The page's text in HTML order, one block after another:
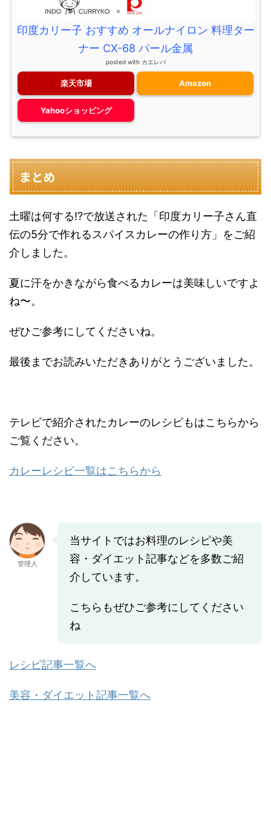
印度カリー子 おすすめ オールナイロン 料理ター
ナー CX-68 パール金属
posted with カエレバ
楽天市場 Amazon
Yahooショッピング
まとめ
土曜は何する!?で放送された「印度カリー子さん直
伝の5分で作れるスパイスカレーの作り方」をご紹
介しました。
夏に汗をかきながら食べるカレーは美味しいですよ
ね〜。
ぜひご参考にしてくださいね。
最後までお読みいただきありがとうございました。
テレビで紹介されたカレーのレシピもはこちらから
ご覧ください。
カレーレシピ一覧はこちらから
管理人
当サイトではお料理のレシピや美
容・ダイエット記事などを多数ご紹
介しています。
こちらもぜひご参考にしてください
ね
レシピ記事一覧へ
美容・ダイエット記事一覧へ